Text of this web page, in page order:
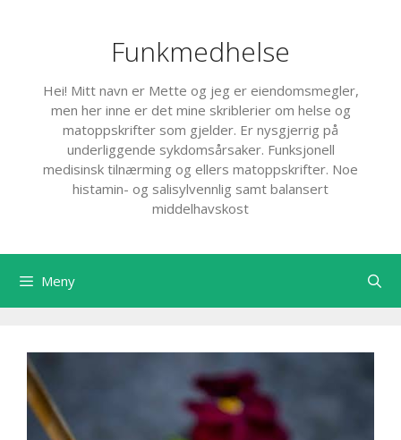
Funkmedhelse
Hei! Mitt navn er Mette og jeg er eiendomsmegler,
men her inne er det mine skriblerier om helse og
matoppskrifter som gjelder. Er nysgjerrig på
underliggende sykdomsårsaker. Funksjonell
medisinsk tilnærming og ellers matoppskrifter. Noe
histamin- og salisylvennlig samt balansert
middelhavskost
Meny